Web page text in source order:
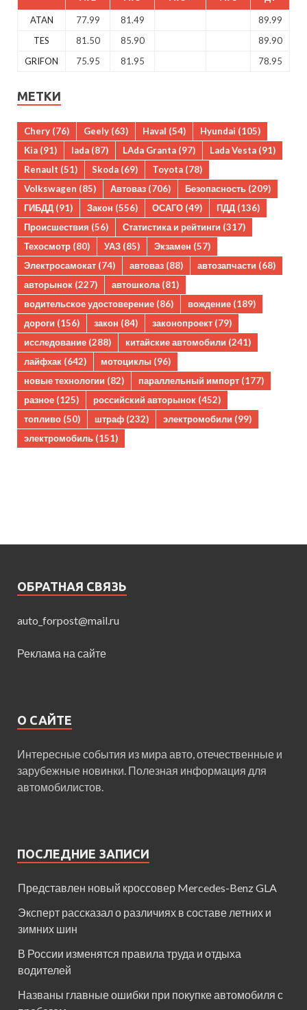
ATAN 77.99 81.49
89.99
TES
81.50 85.90
89.90
GRIFON
75.95 81.95 78.95
МЕТКИ
Chery (76) Geely (63) Haval (54) Hyundai (105)
Kia (91) lada (87) LAda Granta (97) Lada Vesta (91)
Renault (51) Skoda (69) Toyota (78)
Volkswagen (85) Автоваз (706) Безопасность (209)
ГИБДД (91) Закон (556) ОСАГО (49) ПДД (136)
Происшествия (56) Статистика и рейтинги (317)
Техосмотр (80) УАЗ (85) Экзамен (57)
Электросамокат (74) автоваз (88) автозапчасти (68)
авторынок (227) автошкола (81)
водительское удостоверение (86) вождение (189)
дороги (156) закон (84) законопроект (79)
исследование (288) китайские автомобили (241)
лайфхак (642) мотоциклы (96)
новые технологии (82) параллельный импорт (177)
разное (125) российский авторынок (452)
топливо (50) штраф (232) электромобили (99)
электромобиль (151)
ОБРАТНАЯ СВЯЗЬ
auto_forpost@mail.ru
Реклама на сайте
О САЙТЕ
Интересные события из мира авто, отечественные и
зарубежные новинки. Полезная информация для
автомобилистов.
ПОСЛЕДНИЕ ЗАПИСИ
Представлен новый кроссовер Mercedes-Benz GLA
Эксперт рассказал о различиях в составе летних и
зимних шин
В России изменятся правила труда и отдыха
водителей
Названы главные ошибки при покупке автомобиля с